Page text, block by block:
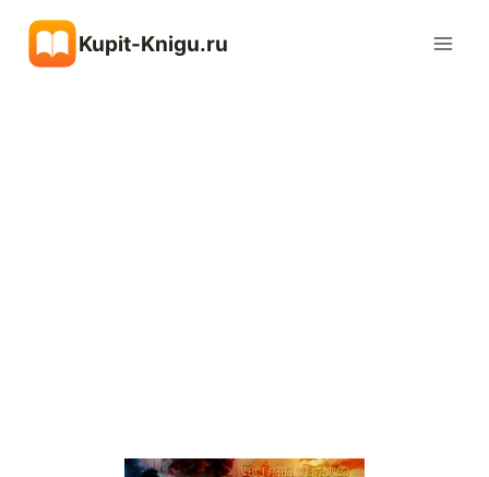
содержимому
Kupit-Knigu.ru